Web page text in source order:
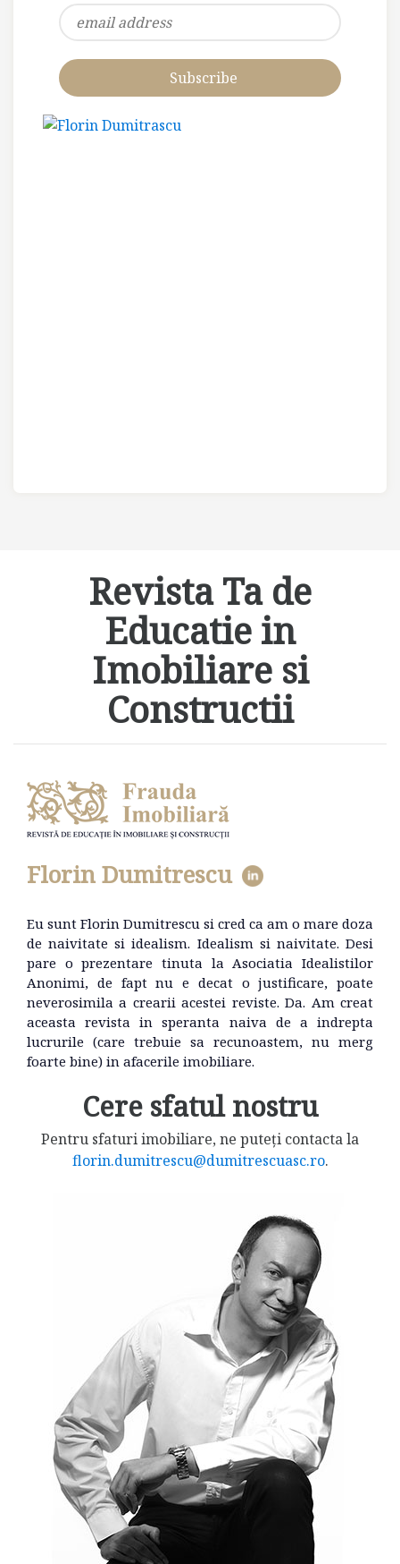
Revista Ta de
Educatie in
Imobiliare si
Constructii
Florin Dumitrescu
Eu sunt Florin Dumitrescu si cred ca am o mare doza
de naivitate si idealism. Idealism si naivitate. Desi
pare o prezentare tinuta la Asociatia Idealistilor
Anonimi, de fapt nu e decat o justificare, poate
neverosimila a crearii acestei reviste. Da. Am creat
aceasta revista in speranta naiva de a indrepta
lucrurile (care trebuie sa recunoastem, nu merg
foarte bine) in afacerile imobiliare.
Cere sfatul nostru
Pentru sfaturi imobiliare, ne puteți contacta la
florin.dumitrescu@dumitrescuasc.ro.